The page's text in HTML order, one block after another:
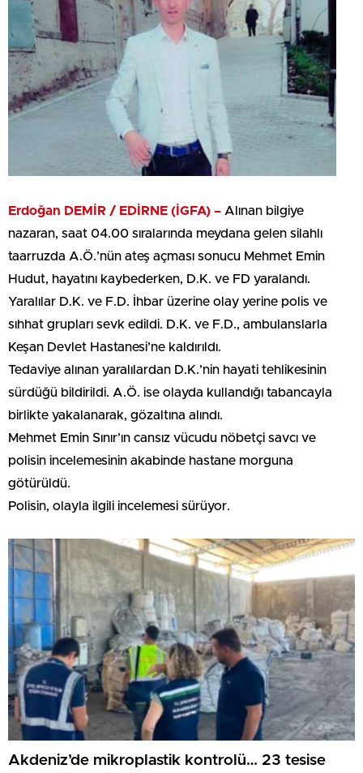
Erdoğan DEMİR / EDİRNE (İGFA) – Alınan bilgiye
nazaran, saat 04.00 sıralarında meydana gelen silahlı
taarruzda A.Ö.’nün ateş açması sonucu Mehmet Emin
Hudut, hayatını kaybederken, D.K. ve FD yaralandı.
Yaralılar D.K. ve F.D. İhbar üzerine olay yerine polis ve
sıhhat grupları sevk edildi. D.K. ve F.D., ambulanslarla
Keşan Devlet Hastanesi’ne kaldırıldı.
Tedaviye alınan yaralılardan D.K.’nin hayati tehlikesinin
sürdüğü bildirildi. A.Ö. ise olayda kullandığı tabancayla
birlikte yakalanarak, gözaltına alındı.
Mehmet Emin Sınır’ın cansız vücudu nöbetçi savcı ve
polisin incelemesinin akabinde hastane morguna
götürüldü.
Polisin, olayla ilgili incelemesi sürüyor.
Akdeniz’de mikroplastik kontrolü… 23 tesise